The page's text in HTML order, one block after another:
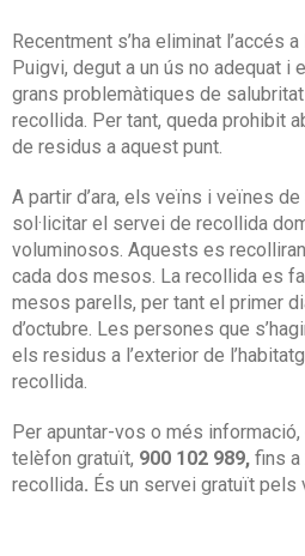
Recentment s’ha eliminat l’accés
Puigvi, degut a un ús no adequat i
grans problemàtiques de
recollida. Per tant, queda prohibit
de residus a aquest punt.
A partir d’ara, els veïns i veïnes
sol·licitar el servei de recollida
voluminosos. Aquests es
cada dos mesos. La recollida es
mesos parells, per tant el primer
d’octubre. Les persones que
els residus a l’exterior de
recollida.
Per apuntar-vos o més
telèfon gratuït, 900 102 989, fins a
recollida. És un servei gratuït pels